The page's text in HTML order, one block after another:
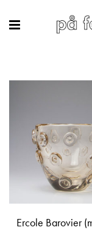
Ercole Barovier